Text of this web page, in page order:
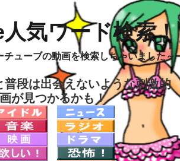
気ワード検索！
チューブの動画を検索しちゃいました～
段は出会えないような刺激的
が見つかるかも！